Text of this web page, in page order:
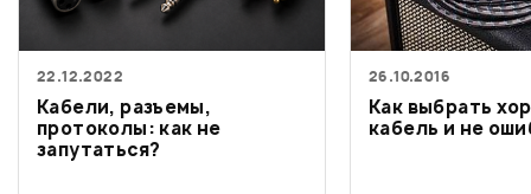
22.12.2022
Кабели, разъемы,
протоколы: как не
запутаться?
26.10.2016
Как выбрать
кабель и не